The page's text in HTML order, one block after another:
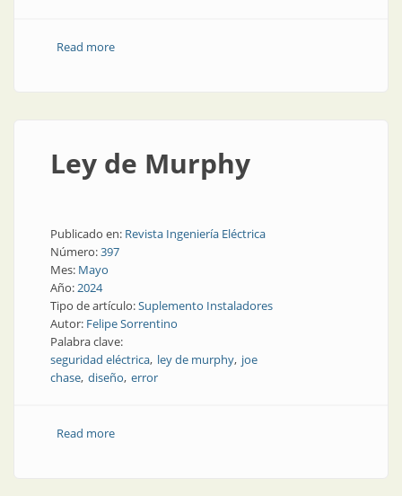
Read moreabout Instalaciones eléctricas seguras
Ley de Murphy
Publicado en: Revista Ingeniería Eléctrica
Número:397
Mes: Mayo
Año:2024
Tipo de artículo:Suplemento Instaladores
Autor: Felipe Sorrentino
Palabra clave:
seguridad eléctrica ley de murphy joe
chase diseño error
Read moreabout Ley de Murphy